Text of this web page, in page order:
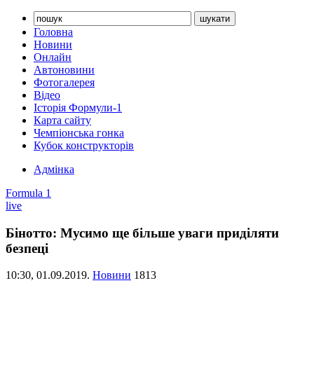
Головна
Новини
Онлайн
Автоновини
Фотогалерея
Відео
Історія Формули-1
Карта сайту
Чемпіонська гонка
Кубок конструкторів
Адмінка
Formula 1
live
Бінотто: Мусимо ще більше уваги приділяти
безпеці
10:30, 01.09.2019. Новини 1813